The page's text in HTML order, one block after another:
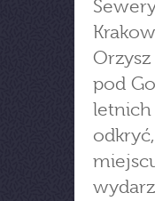
pod
letnich